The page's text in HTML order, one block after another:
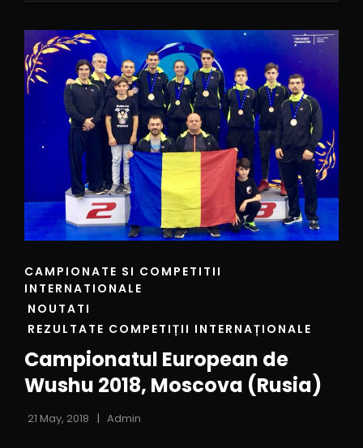
CAMPIONATE SI COMPETITII
INTERNATIONALE
NOUTATI
REZULTATE COMPETIȚII INTERNAȚIONALE
Campionatul European de
Wushu 2018, Moscova (Rusia)
21 May, 2018 Admin